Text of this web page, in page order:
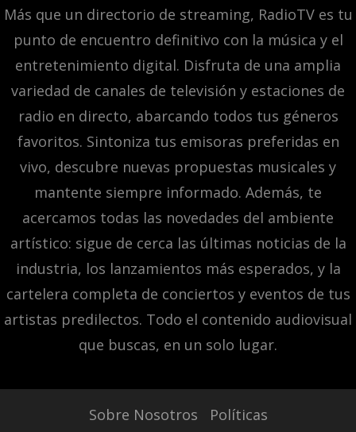
Más que un directorio de streaming, RadioTV es tu
punto de encuentro definitivo con la música y el
entretenimiento digital. Disfruta de una amplia
variedad de canales de televisión y estaciones de
radio en directo, abarcando todos tus géneros
favoritos. Sintoniza tus emisoras preferidas en
vivo, descubre nuevas propuestas musicales y
mantente siempre informado. Además, te
acercamos todas las novedades del ambiente
artístico: sigue de cerca las últimas noticias de la
industria, los lanzamientos más esperados, y la
cartelera completa de conciertos y eventos de tus
artistas predilectos. Todo el contenido audiovisual
que buscas, en un solo lugar.
Sobre Nosotros
Políticas